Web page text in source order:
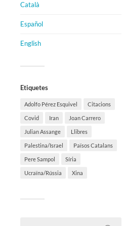
Català
Español
English
Etiquetes
Adolfo Pérez Esquivel Citacions
Covid Iran Joan Carrero
Julian Assange Llibres
Palestina/Israel Països Catalans
Pere Sampol Síria
Ucraïna/Rússia Xina